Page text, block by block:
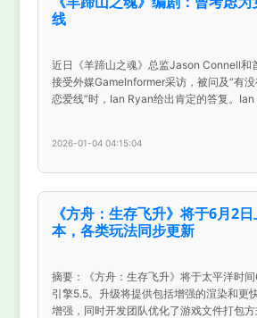
线
近日《羊蹄山之魂》总监Jason Connell和
接受外媒GameInformer采访，被问及“有
恋爱线”时，Ian Ryan给出肯定的答复。Ian
2026-01-04 04:15:04
《方舟：生存飞升》将于6月2
本，各类玩法同步更新
摘要：《方舟：生存飞升》将于太平洋时
引擎5.5。升级将提供包括增强的渲染和更
增强，同时开发团队优化了游戏文件打包